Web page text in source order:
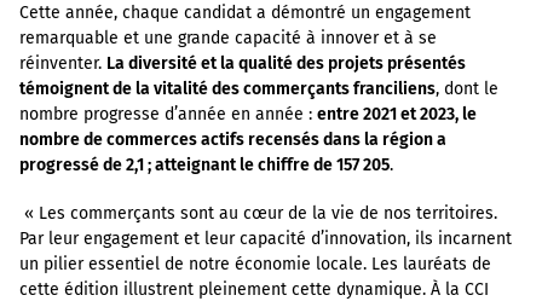
Cette année, chaque candidat a démontré un engagement
remarquable et une grande capacité à innover et à se
réinventer. La diversité et la qualité des projets présentés
témoignent de la vitalité des commerçants franciliens, dont le
nombre progresse d’année en année : entre 2021 et 2023, le
nombre de commerces actifs recensés dans la région a
progressé de 2,1 ; atteignant le chiffre de 157 205.
« Les commerçants sont au cœur de la vie de nos territoires.
Par leur engagement et leur capacité d’innovation, ils incarnent
un pilier essentiel de notre économie locale. Les lauréats de
cette édition illustrent pleinement cette dynamique. À la CCI